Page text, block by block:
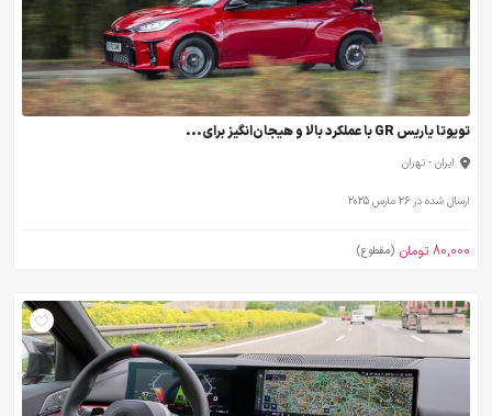
تویوتا یاریس GR با عملکرد بالا و هیجان‌انگیز برای...
ایران - تهران
ارسال شده در 26 مارس 2025
80,000 تومان (مقطوع)